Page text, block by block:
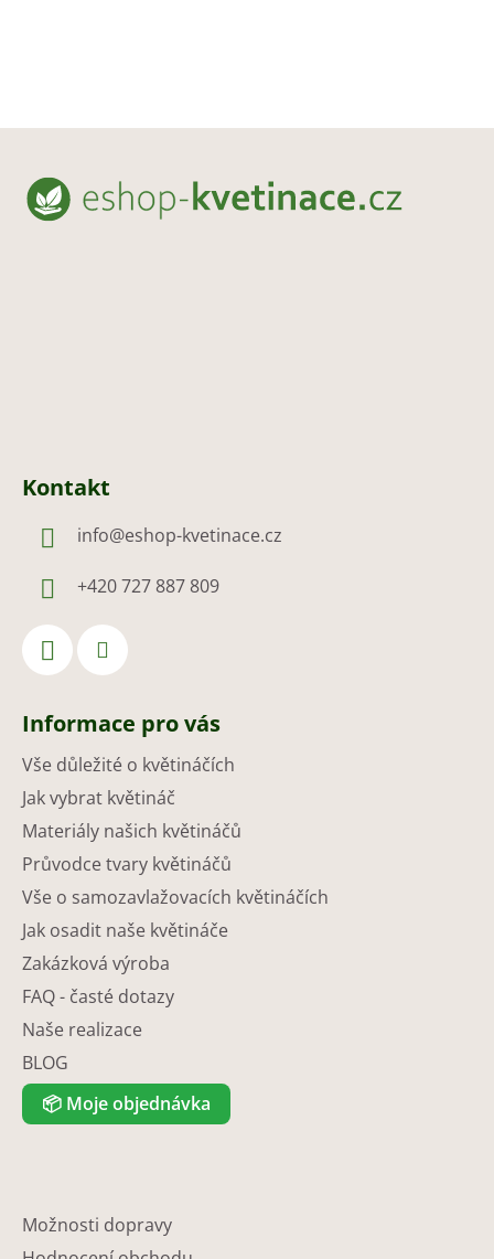
Z
Kontakt
info@eshop-kvetinace.cz
+420 727 887 809
Informace pro vás
Vše důležité o květináčích
Jak vybrat květináč
Materiály našich květináčů
Průvodce tvary květináčů
Vše o samozavlažovacích květináčích
Jak osadit naše květináče
Zakázková výroba
FAQ - časté dotazy
Naše realizace
BLOG
📦 Moje objednávka
Možnosti dopravy